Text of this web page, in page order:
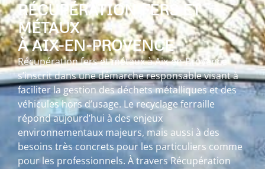
RÉCUPÉRATION FERS ET
MÉTAUX
À AIX-EN-PROVENCE
Récupération fers et métaux à Aix-en-Provence
s’inscrit dans une démarche responsable visant à
faciliter la gestion des déchets métalliques et des
véhicules hors d’usage. Le recyclage ferraille
répond aujourd’hui à des enjeux
environnementaux majeurs, mais aussi à des
besoins très concrets pour les particuliers comme
pour les professionnels. À travers Récupération